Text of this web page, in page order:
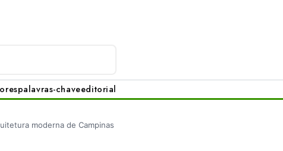
palavras-chaveeditorial
moderna de Campinas